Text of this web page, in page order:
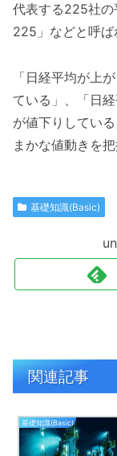
代表する225社の
225」などと呼ば
「日経平均が上
ている」、「日
が値下りしてい
まかな値動きを
基礎知識(Basic)
関連記事
基礎知識(Basic)